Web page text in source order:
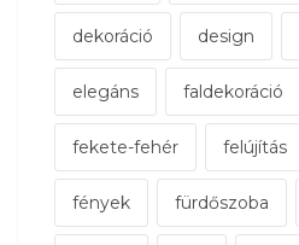
dekoráció design
elegáns faldekoráció
fekete-fehér felújítás
fények fürdőszoba